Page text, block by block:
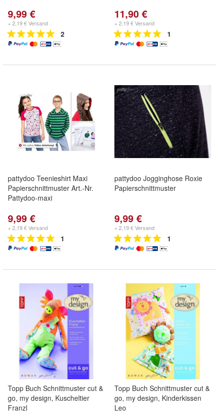
9,99 €
+ 2,19 € Versand
2
11,90 €
+ 2,19 € Versand
1
pattydoo Teenieshirt Maxi
Papierschnittmuster Art.-Nr.
Pattydoo-maxi
9,99 €
+ 2,19 € Versand
1
pattydoo Jogginghose Roxie
Papierschnittmuster
9,99 €
+ 2,19 € Versand
1
Topp Buch Schnittmuster cut &
go, my design, Kuscheltier
Franzl
Topp Buch Schnittmuster cut &
go, my design, Kinderkissen
Leo